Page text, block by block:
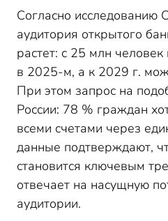
Согласно исследованию
аудитория открытого
растет: с 25 млн
в 2025-м, а к 2029 г.
При этом запрос на
России: 78 % граждан
всеми счетами через
данные подтверждают,
становится ключевым
отвечает на насущную
аудитории.